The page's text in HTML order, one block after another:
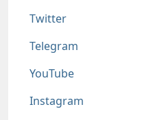
Twitter
Telegram
YouTube
Instagram